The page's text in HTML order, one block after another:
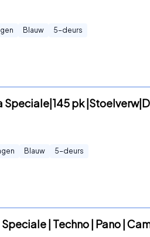
Blauw 5-deurs
Speciale|145 pk
Blauw 5-deurs
| Techno | Pano |